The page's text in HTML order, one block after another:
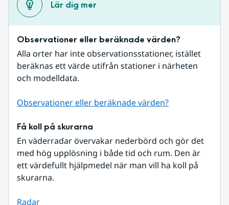
Lär dig mer
Observationer eller beräknade värden?
Alla orter har inte observationsstationer, istället
beräknas ett värde utifrån stationer i närheten
och modelldata.
Observationer eller beräknade värden?
Få koll på skurarna
En väderradar övervakar nederbörd och gör det
med hög upplösning i både tid och rum. Den är
ett värdefullt hjälpmedel när man vill ha koll på
skurarna.
Radar